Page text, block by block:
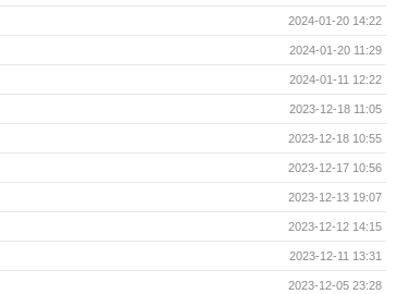
2024-01-20 14:22
2024-01-20 11:29
2024-01-11 12:22
2023-12-18 11:05
2023-12-18 10:55
2023-12-17 10:56
2023-12-13 19:07
2023-12-12 14:15
2023-12-11 13:31
2023-12-05 23:28